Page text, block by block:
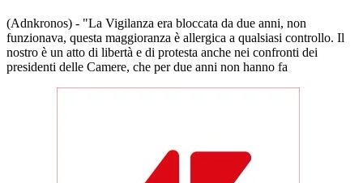
(Adnkronos) - "La Vigilanza era bloccata da due anni, non
funzionava, questa maggioranza è allergica a qualsiasi controllo. Il
nostro è un atto di libertà e di protesta anche nei confronti dei
presidenti delle Camere, che per due anni non hanno fa